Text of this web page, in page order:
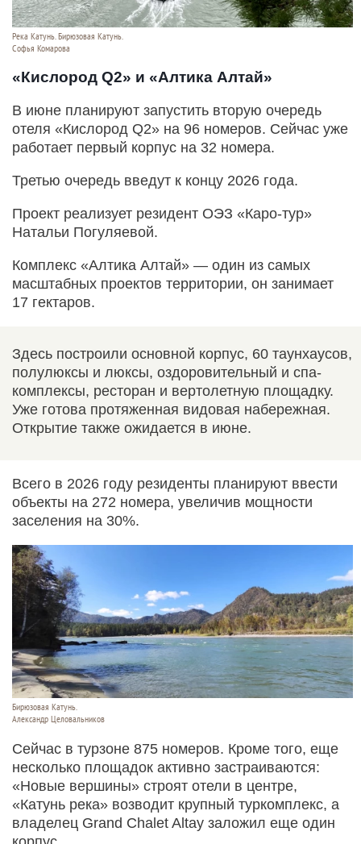
Река Катунь. Бирюзовая Катунь.
Софья Комарова
«Кислород Q2» и «Алтика Алтай»
В июне планируют запустить вторую очередь
отеля «Кислород Q2» на 96 номеров. Сейчас уже
работает первый корпус на 32 номера.
Третью очередь введут к концу 2026 года.
Проект реализует резидент ОЭЗ «Каро-тур»
Натальи Погуляевой.
Комплекс «Алтика Алтай» — один из самых
масштабных проектов территории, он занимает
17 гектаров.
Здесь построили основной корпус, 60 таунхаусов,
полулюксы и люксы, оздоровительный и спа-
комплексы, ресторан и вертолетную площадку.
Уже готова протяженная видовая набережная.
Открытие также ожидается в июне.
Всего в 2026 году резиденты планируют ввести
объекты на 272 номера, увеличив мощности
заселения на 30%.
Бирюзовая Катунь.
Александр Целовальников
Сейчас в турзоне 875 номеров. Кроме того, еще
несколько площадок активно застраиваются:
«Новые вершины» строят отели в центре,
«Катунь река» возводит крупный туркомплекс, а
владелец Grand Chalet Altay заложил еще один